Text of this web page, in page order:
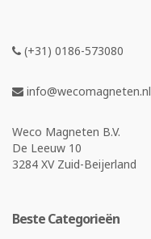
(+31) 0186-573080
info@wecomagneten.nl
Weco Magneten B.V.
De Leeuw 10
3284 XV Zuid-Beijerland
Beste Categorieën